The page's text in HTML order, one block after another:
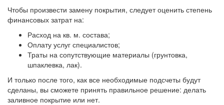
Чтобы произвести замену покрытия, следует оценить степень
финансовых затрат на:
Расход на кв. м. состава;
Оплату услуг специалистов;
Траты на сопутствующие материалы (грунтовка,
шпаклевка, лак).
И только после того, как все необходимые подсчеты будут
сделаны, вы сможете принять правильное решение: делать
заливное покрытие или нет.